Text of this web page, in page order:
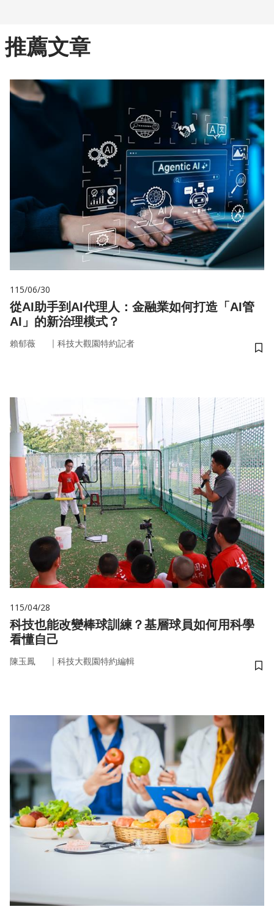
推薦文章
115/06/30
從AI助手到AI代理人：金融業如何打造「AI管
AI」的新治理模式？
賴郁薇 ｜ 科技大觀園特約記者
儲
115/04/28
科技也能改變棒球訓練？基層球員如何用科學
看懂自己
陳玉鳳 ｜ 科技大觀園特約編輯
儲